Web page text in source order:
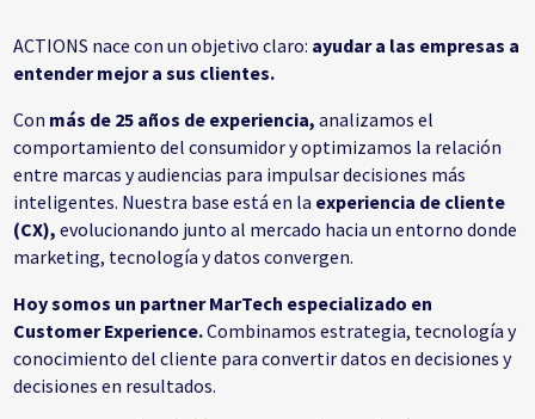
ACTIONS nace con un objetivo claro: ayudar a las empresas a
entender mejor a sus clientes.
Con más de 25 años de experiencia, analizamos el
comportamiento del consumidor y optimizamos la relación
entre marcas y audiencias para impulsar decisiones más
inteligentes. Nuestra base está en la experiencia de cliente
(CX), evolucionando junto al mercado hacia un entorno donde
marketing, tecnología y datos convergen.
Hoy somos un partner MarTech especializado en
Customer Experience.Combinamos estrategia, tecnología y
conocimiento del cliente para convertir datos en decisiones y
decisiones en resultados.